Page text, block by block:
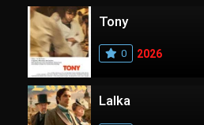
Tony
0 2026
Lalka